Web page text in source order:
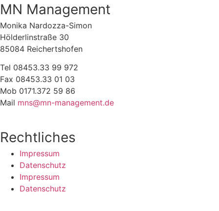
MN Management
Monika Nardozza-Simon
Hölderlinstraße 30
85084 Reichertshofen
Tel 08453.33 99 972
Fax 08453.33 01 03
Mob 0171.372 59 86
Mail mns@mn-management.de
Rechtliches
Impressum
Datenschutz
Impressum
Datenschutz